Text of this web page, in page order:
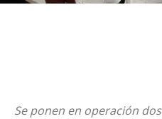
Se ponen en operación